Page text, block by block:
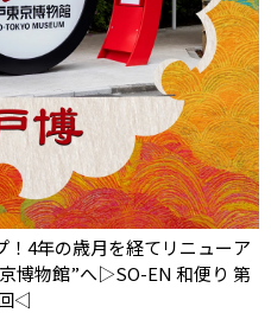
4年の歳月を経てリニューア
博物館”へ▷SO-EN 和便り 第
◁